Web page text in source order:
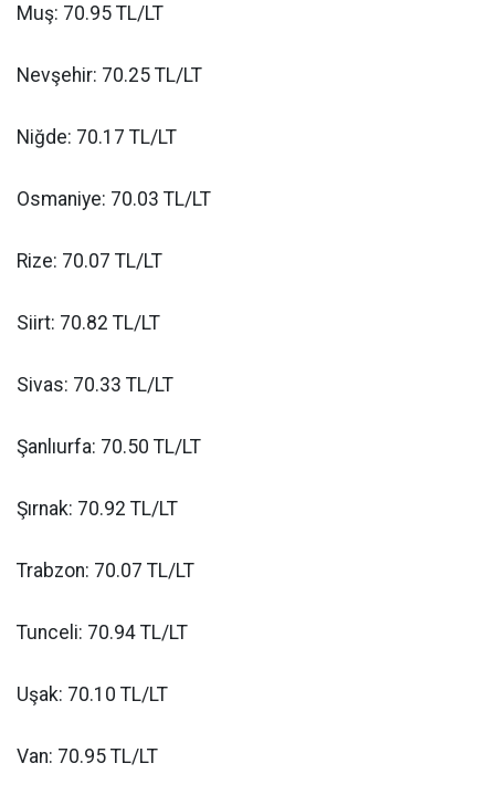
Muş: 70.95 TL/LT
Nevşehir: 70.25 TL/LT
Niğde: 70.17 TL/LT
Osmaniye: 70.03 TL/LT
Rize: 70.07 TL/LT
Siirt: 70.82 TL/LT
Sivas: 70.33 TL/LT
Şanlıurfa: 70.50 TL/LT
Şırnak: 70.92 TL/LT
Trabzon: 70.07 TL/LT
Tunceli: 70.94 TL/LT
Uşak: 70.10 TL/LT
Van: 70.95 TL/LT